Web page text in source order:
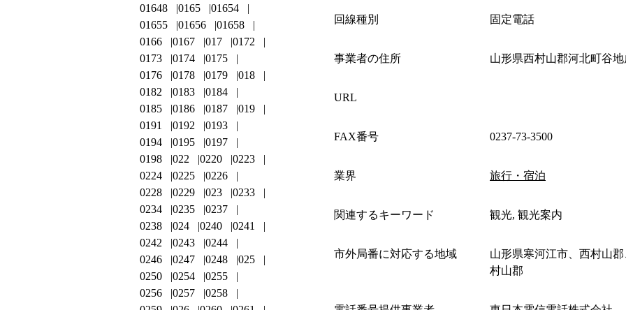
回線種別 固定電話
事業者の住所 山形県西村山郡河北町谷地
URL
FAX番号 0237-73-3500
業界 旅行・宿泊
関連するキーワード 観光, 観光案内
市外局番に対応する地域
山形県寒河江市、西村山
村山郡
01648
0165
01654
01655
01656
01658
0166
0167 017
0172
0173
0174
0175
0176
0178 0179
018
0182
0183
0184
0185
0186 0187
019
0191
0192
0193
0194
0195
0197
0198
022 0220
0223
0224
0225
0226
0228
0229 023
0233
0234
0235
0237
0238
024 0240
0241
0242
0243
0244
0246
0247 0248
025
0250
0254
0255
0256
0257
0258